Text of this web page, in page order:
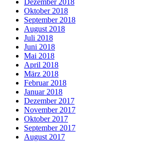
Dezember 2018
Oktober 2018
September 2018
August 2018
Juli 2018
Juni 2018
Mai 2018
April 2018
März 2018
Februar 2018
Januar 2018
Dezember 2017
November 2017
Oktober 2017
September 2017
August 2017